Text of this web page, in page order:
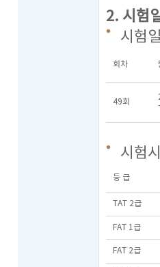
2. 시험
시험
회차
49회
시험
등 급
TAT 2급
FAT 1급
FAT 2급